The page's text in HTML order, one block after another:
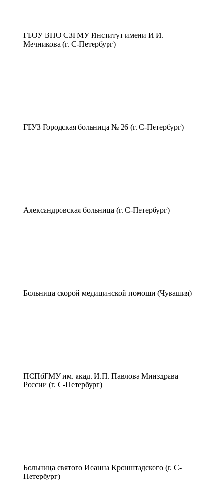
ГБОУ ВПО СЗГМУ Институт имени И.И.
Мечникова (г. С-Петербург)
ГБУЗ Городская больница № 26 (г. С-Петербург)
Александровская больница (г. С-Петербург)
Больница скорой медицинской помощи (Чувашия)
ПСПбГМУ им. акад. И.П. Павлова Минздрава
России (г. С-Петербург)
Больница святого Иоанна Кронштадского (г. С-
Петербург)